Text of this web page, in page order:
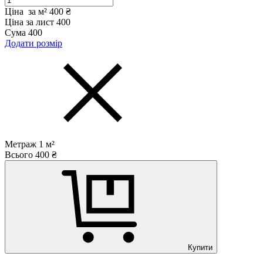
Ціна за м² 400 ₴
Ціна за лист 400
Сума 400
Додати розмір
Метраж 1 м²
Всього 400 ₴
Купити